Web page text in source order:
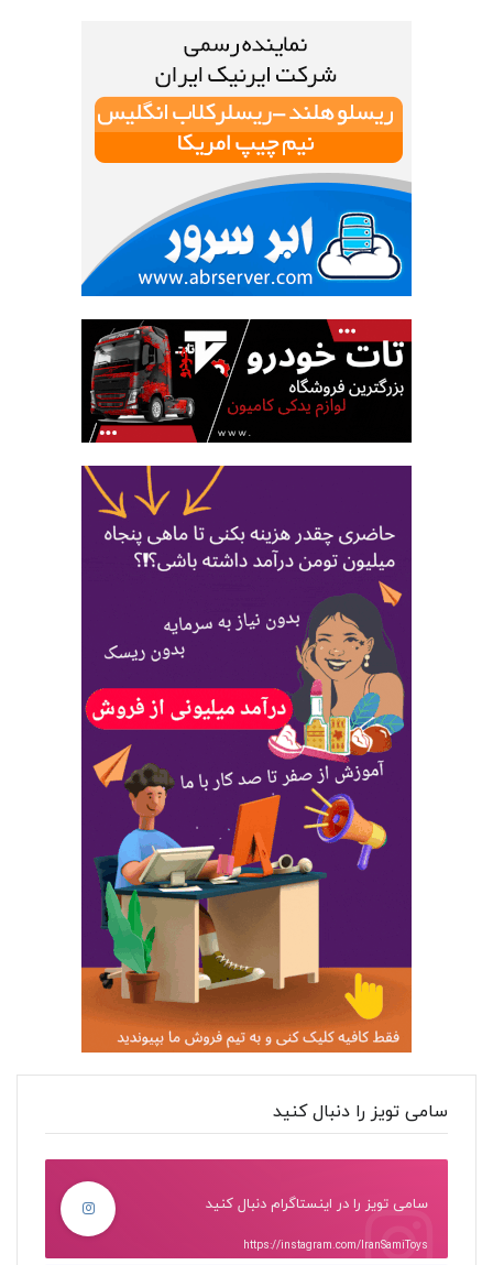
سامی تویز را دنبال کنید
سامی تویز را در اینستاگرام دنبال کنید
https://instagram.com/IranSamiToys